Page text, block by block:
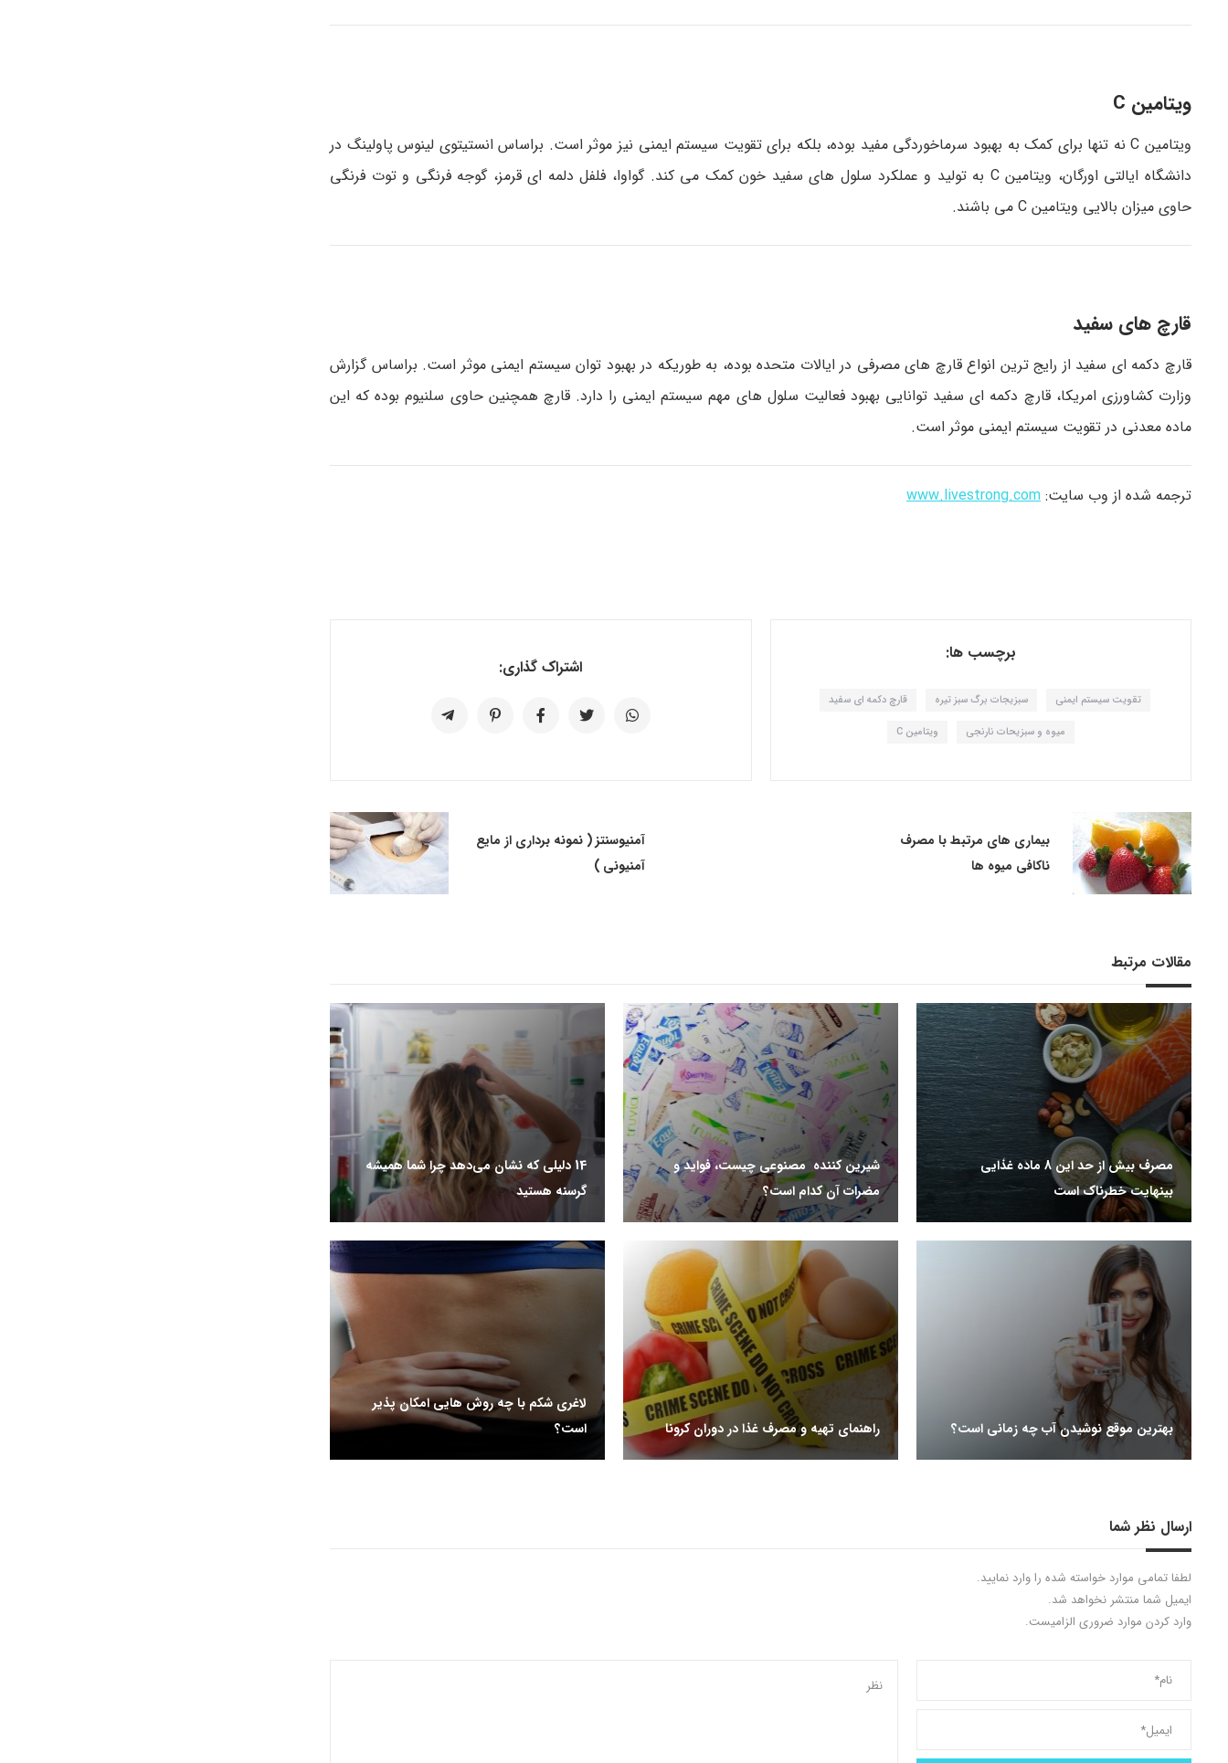
ویتامین C
ویتامین C نه تنها برای کمک به بهبود سرماخوردگی مفید بوده، بلکه برای تقویت سیستم ایمنی نیز موثر است. براساس انستیتوی لینوس پاولینگ در
دانشگاه ایالتی اورگان، ویتامین C به تولید و عملکرد سلول های سفید خون کمک می کند. گواوا، فلفل دلمه ای قرمز، گوجه فرنگی و توت فرنگی
حاوی میزان بالایی ویتامین C می باشند.
قارچ های سفید
قارچ دکمه ای سفید از رایج ترین انواع قارچ های مصرفی در ایالات متحده بوده، به طوریکه در بهبود توان سیستم ایمنی موثر است. براساس گزارش
وزارت کشاورزی امریکا، قارچ دکمه ای سفید توانایی بهبود فعالیت سلول های مهم سیستم ایمنی را دارد. قارچ همچنین حاوی سلنیوم بوده که این
ماده معدنی در تقویت سیستم ایمنی موثر است.
ترجمه شده از وب سایت: www.livestrong.com
برچسب ها:
تقویت سیستم ایمنی سبزیجات برگ سبز تیره قارچ دکمه ای سفید
میوه و سبزیحات نارنجی ویتامین C
اشتراک گذاری:
بیماری های مرتبط با مصرف
ناکافی میوه ها
آمنیوسنتز ( نمونه برداری از مایع
آمنیونی )
مقالات مرتبط
مصرف بیش از حد این 8 ماده غذایی
بینهایت خطرناک است
شیرین کننده مصنوعی چیست، فواید و
مضرات آن کدام است؟
14 دلیلی که نشان می‌دهد چرا شما همیشه
گرسنه هستید
بهترین موقع نوشیدن آب چه زمانی است؟ راهنمای تهیه و مصرف غذا در دوران کرونا
لاغری شکم با چه روش هایی امکان پذیر
است؟
ارسال نظر شما
لطفا تمامی موارد خواسته شده را وارد نمایید.
ایمیل شما منتشر نخواهد شد.
وارد کردن موارد ضروری الزامیست.